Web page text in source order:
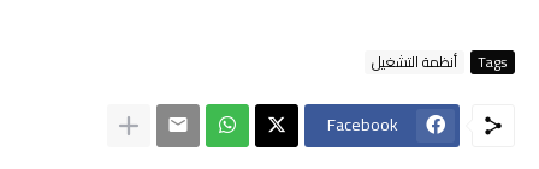
Tags أنظمة التشغيل
Facebook